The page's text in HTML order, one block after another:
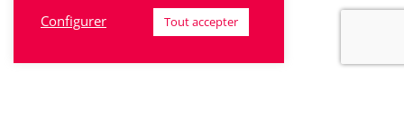
Calluire
Configurer
Tout accepter